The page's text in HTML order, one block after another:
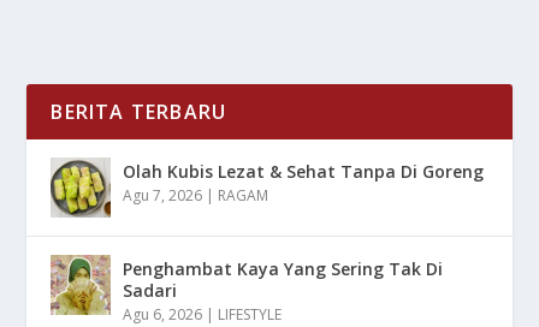
BERITA TERBARU
Olah Kubis Lezat & Sehat Tanpa Di Goreng
Agu 7, 2026 | RAGAM
Penghambat Kaya Yang Sering Tak Di
Sadari
Agu 6, 2026 | LIFESTYLE